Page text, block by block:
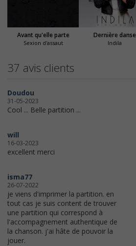
Avant qu'elle parte
Sexion d'assaut
Dernière danse
Indila
37 avis clients
Doudou
31-05-2023
Cool ... Belle partition ...
will
16-03-2023
excellent merci
isma77
26-07-2022
je viens d'imprimer la partition. en
tout cas je suis content de trouver
une partition qui correspond à
l'accompagnement authentique de
la chanson. j'ai hâte de pouvoir la
jouer.